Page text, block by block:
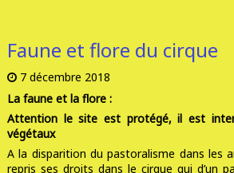
Faune et flore du cirque
7 décembre 2018
La faune et la flore :
Attention le site est protégé, il est
végétaux
A la disparition du pastoralisme dans les
repris ses droits dans le cirque qui d’un